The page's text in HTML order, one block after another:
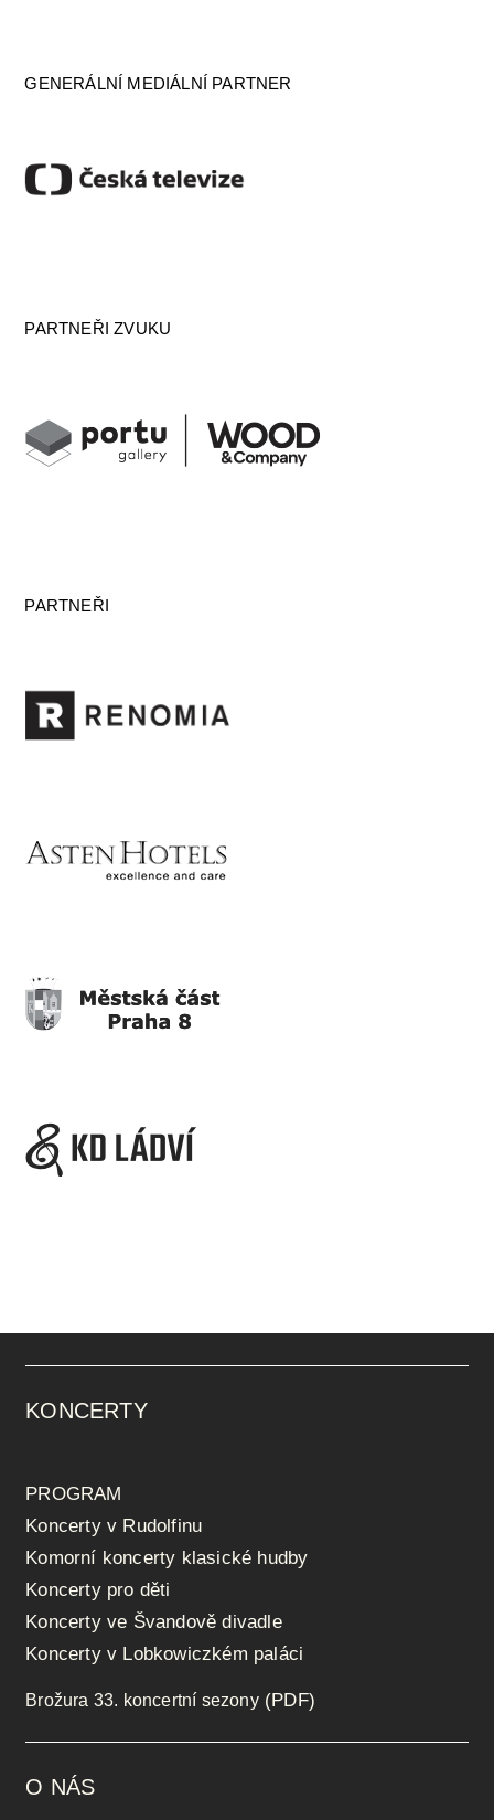
GENERÁLNÍ MEDIÁLNÍ PARTNER
PARTNEŘI ZVUKU
PARTNEŘI
KONCERTY
PROGRAM
Koncerty v Rudolfinu
Komorní koncerty klasické hudby
Koncerty pro děti
Koncerty ve Švandově divadle
Koncerty v Lobkowiczkém paláci
Brožura 33. koncertní sezony(PDF)
O NÁS